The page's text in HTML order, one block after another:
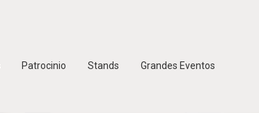
Patrocinio Stands Grandes Eventos